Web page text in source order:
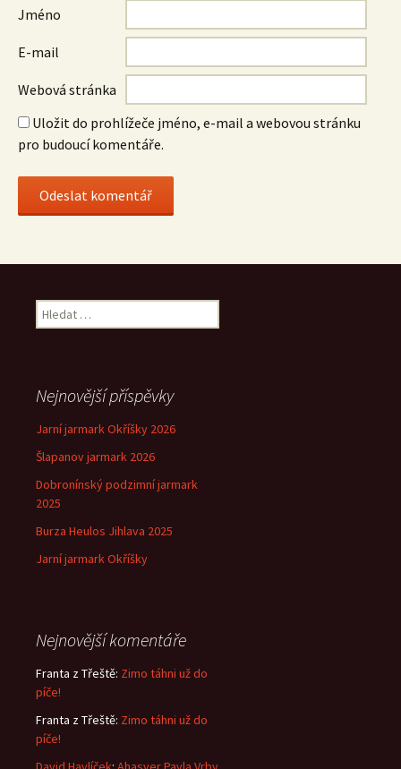
Jméno
E-mail
Webová stránka
Uložit do prohlížeče jméno, e-mail a webovou stránku
pro budoucí komentáře.
Vyhledávání
Nejnovější příspěvky
Jarní jarmark Okříšky 2026
Šlapanov jarmark 2026
Dobronínský podzimní jarmark
2025
Burza Heulos Jihlava 2025
Jarní jarmark Okříšky
Nejnovější komentáře
Franta z Třeště: Zimo táhni už do
píče!
Franta z Třeště: Zimo táhni už do
píče!